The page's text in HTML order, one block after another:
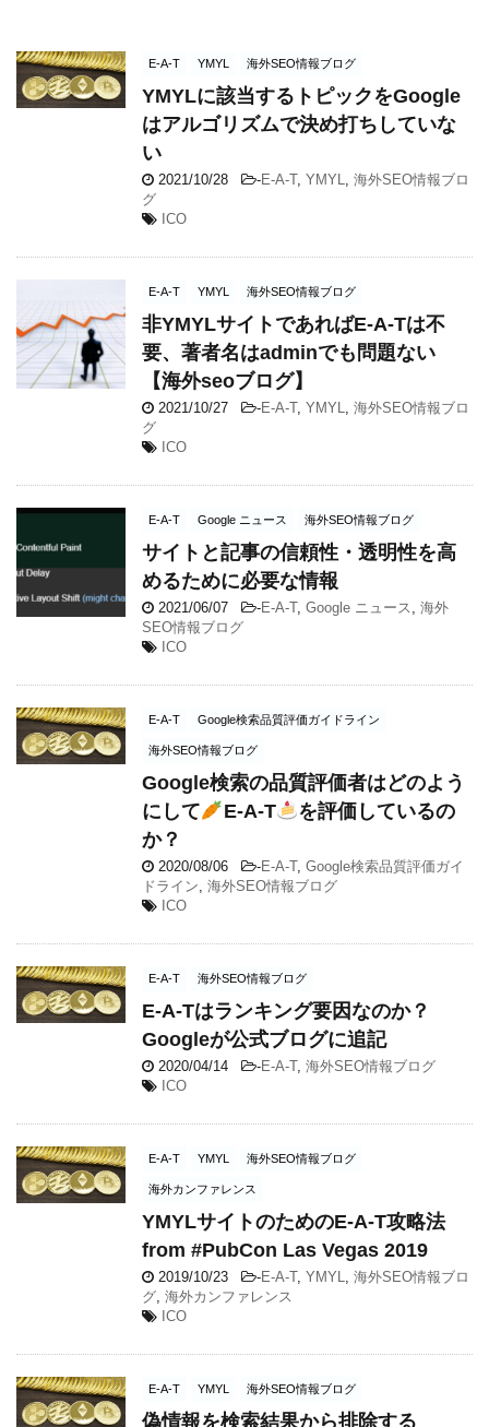
E-A-T YMYL 海外SEO情報ブログ
YMYLに該当するトピックをGoogle
はアルゴリズムで決め打ちしていな
い
2021/10/28 -E-A-T, YMYL
海外SEO情報ブロ
グ
ICO
E-A-T YMYL 海外SEO情報ブログ
非YMYLサイトであればE-A-Tは不
要、著者名はadminでも問題ない
【海外seoブログ】
2021/10/27 -E-A-T, YMYL
海外SEO情報ブロ
グ
ICO
E-A-T Google ニュース 海外SEO情報ブログ
サイトと記事の信頼性・透明性を高
めるために必要な情報
2021/06/07 -E-A-T, Google ニュース
海外
SEO情報ブログ
ICO
E-A-T Google検索品質評価ガイドライン
海外SEO情報ブログ
Google検索の品質評価者はどのよう
にして
E-A-T
を評価しているの
か？
2020/08/06 -E-A-T, Google検索品質評価ガイ
ドライン 海外SEO情報ブログ
ICO
E-A-T 海外SEO情報ブログ
E-A-Tはランキング要因なのか？
Googleが公式ブログに追記
2020/04/14 -E-A-T, 海外SEO情報ブログ
ICO
E-A-T YMYL 海外SEO情報ブログ
海外カンファレンス
YMYLサイトのためのE-A-T攻略法
from #PubCon Las Vegas 2019
2019/10/23 -E-A-T, YMYL
海外SEO情報ブロ
グ 海外カンファレンス
ICO
E-A-T YMYL 海外SEO情報ブログ
偽情報を検索結果から排除する